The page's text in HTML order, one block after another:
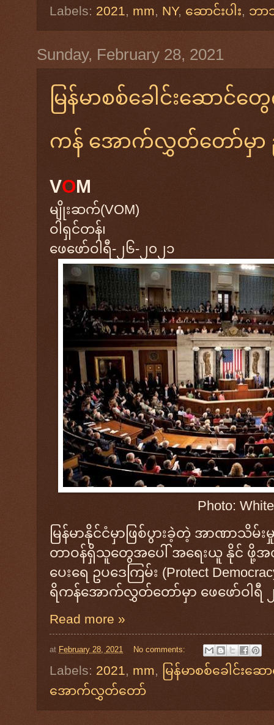
Labels: 2021, mm, NY, ဆောင်းပါး, ဘာ
Sunday, February 28, 2021
မြန်မာစစ်ခေါင်းဆော
ကန် အောက်လွှတ်တော်မှာ
VOM
မျိုးဆက်(VOM)
ဝါရှင်တန်၊
ဖေဖော်ဝါရီ-၂၆-၂၀၂၁
Photo:
မြန်မာနိုင်ငံမှာဖြစ်ပွားခဲ့တဲ့ အာဏာသိ
တာဝန်ရှိသူတွေအပေါ် အရေးယူ နိုင် ဖို့
ပေးရေ ဥပဒေကြမ်း (Protect
ရိကန်အောက်လွှတ်တော်မှာ ဖေဖော်ဝါ
Read more »
at February 28, 2021 No comments:
Labels: 2021, mm,
မြန်မာစစ်ခေါင်းဆေ
အောက်လွှတ်တော်